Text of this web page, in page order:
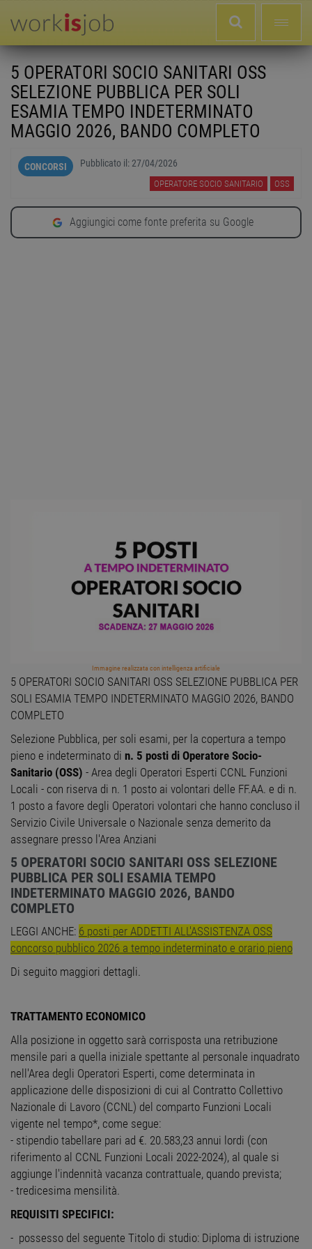
5 OPERATORI SOCIO SANITARI OSS
SELEZIONE PUBBLICA PER SOLI
ESAMIA TEMPO INDETERMINATO
MAGGIO 2026, BANDO COMPLETO
CONCORSI Pubblicato il: 27/04/2026
OPERATORE SOCIO SANITARIO OSS
Aggiungici come fonte preferita su Google
Immagine realizzata con intelligenza artificiale
5 OPERATORI SOCIO SANITARI OSS SELEZIONE PUBBLICA PER
SOLI ESAMIA TEMPO INDETERMINATO MAGGIO 2026, BANDO
COMPLETO
Selezione Pubblica, per soli esami, per la copertura a tempo
pieno e indeterminato di n. 5 posti di Operatore Socio-
Sanitario (OSS) - Area degli Operatori Esperti CCNL Funzioni
Locali - con riserva di n. 1 posto ai volontari delle FF.AA. e di n.
1 posto a favore degli Operatori volontari che hanno concluso il
Servizio Civile Universale o Nazionale senza demerito da
assegnare presso l'Area Anziani
5 OPERATORI SOCIO SANITARI OSS SELEZIONE
PUBBLICA PER SOLI ESAMIA TEMPO
INDETERMINATO MAGGIO 2026, BANDO
COMPLETO
LEGGI ANCHE: 6 posti per ADDETTI ALL'ASSISTENZA OSS
concorso pubblico 2026 a tempo indeterminato e orario pieno
Di seguito maggiori dettagli.
TRATTAMENTO ECONOMICO
Alla posizione in oggetto sarà corrisposta una retribuzione
mensile pari a quella iniziale spettante al personale inquadrato
nell'Area degli Operatori Esperti, come determinata in
applicazione delle disposizioni di cui al Contratto Collettivo
Nazionale di Lavoro (CCNL) del comparto Funzioni Locali
vigente nel tempo*, come segue:
- stipendio tabellare pari ad €. 20.583,23 annui lordi (con
riferimento al CCNL Funzioni Locali 2022-2024), al quale si
aggiunge l'indennità vacanza contrattuale, quando prevista;
- tredicesima mensilità.
REQUISITI SPECIFICI:
- possesso del seguente Titolo di studio: Diploma di istruzione